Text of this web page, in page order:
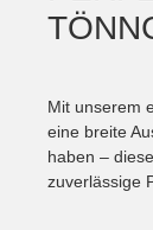
Mit unserem
eine breite
haben –
zuverlässige